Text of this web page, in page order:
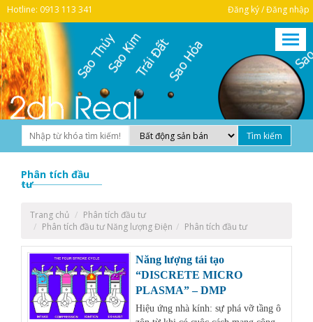
Hotline: 0913 113 341 Đăng ký / Đăng nhập
Phân tích đầu
tư
Trang chủ
Phân tích đầu tư
Phân tích đầu tư Năng lượng Điện
Phân tích đầu tư
Năng lượng tái tạo
“DISCRETE MICRO
PLASMA” – DMP
Hiệu ứng nhà kính: sự phá vỡ tầng ô